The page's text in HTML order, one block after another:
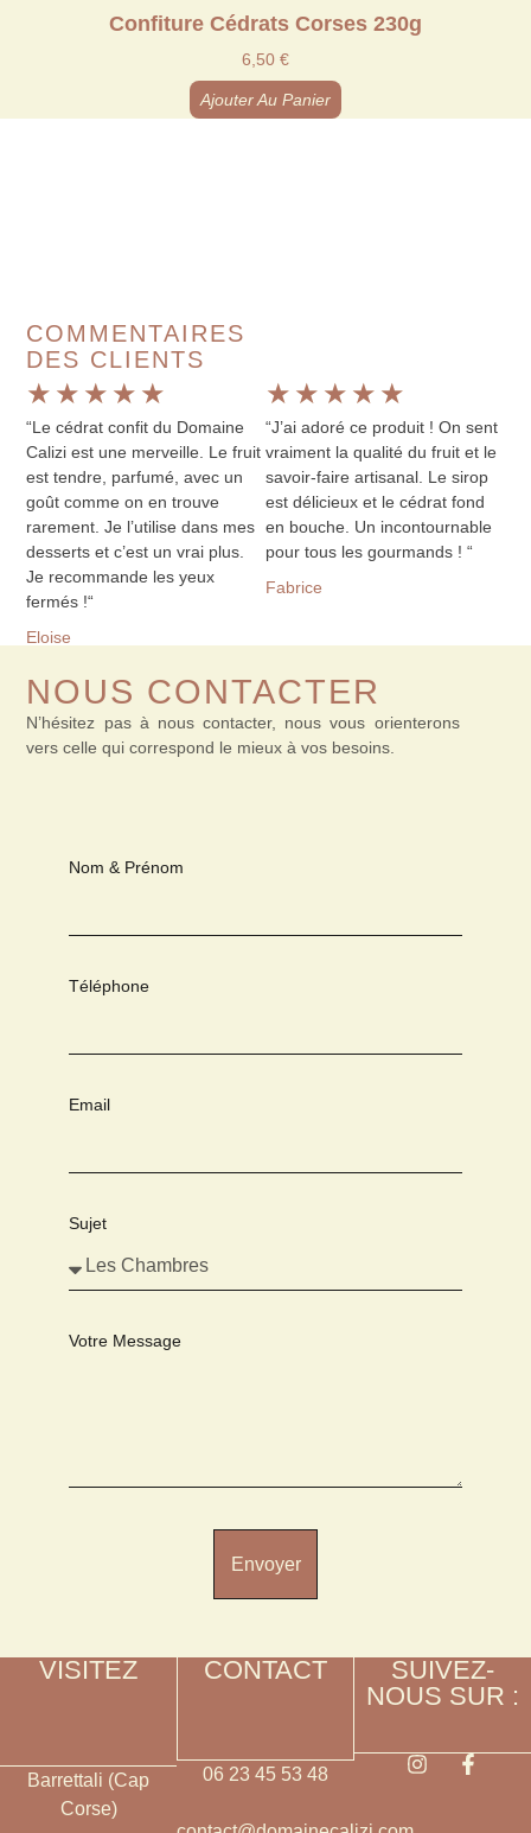
Confiture Cédrats Corses 230g
6,50 €
Ajouter Au Panier
COMMENTAIRES
DES CLIENTS
★ ★ ★ ★ ★
“Le cédrat confit du Domaine
Calizi est une merveille. Le fruit
est tendre, parfumé, avec un
goût comme on en trouve
rarement. Je l’utilise dans mes
desserts et c’est un vrai plus.
Je recommande les yeux
fermés !“
Eloise
★ ★ ★ ★ ★
“J’ai adoré ce produit ! On sent
vraiment la qualité du fruit et le
savoir-faire artisanal. Le sirop
est délicieux et le cédrat fond
en bouche. Un incontournable
pour tous les gourmands ! “
Fabrice
NOUS CONTACTER
N’hésitez pas à nous contacter, nous vous orienterons
vers celle qui correspond le mieux à vos besoins.
Nom & Prénom
Téléphone
Email
Sujet
Votre Message
Envoyer
VISITEZ
Barrettali (Cap
Corse)
CONTACT
06 23 45 53 48
SUIVEZ-
NOUS SUR :